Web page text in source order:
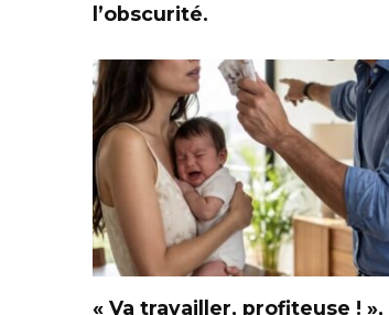
l’obscurité.
« Va travailler, profiteuse ! »,